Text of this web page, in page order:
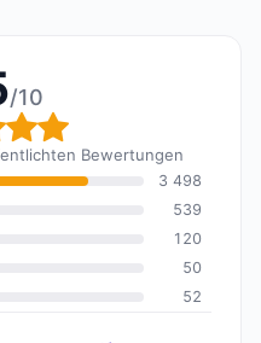
/10
9,5
Bewertungen
3 498
539
120
50
52